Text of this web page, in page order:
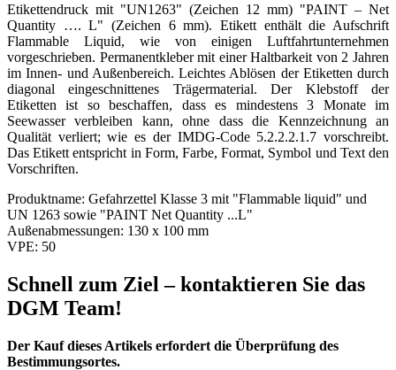
Etikettendruck mit "UN1263" (Zeichen 12 mm) "PAINT – Net
Quantity …. L" (Zeichen 6 mm). Etikett enthält die Aufschrift
Flammable Liquid, wie von einigen Luftfahrtunternehmen
vorgeschrieben. Permanentkleber mit einer Haltbarkeit von 2 Jahren
im Innen- und Außenbereich. Leichtes Ablösen der Etiketten durch
diagonal eingeschnittenes Trägermaterial. Der Klebstoff der
Etiketten ist so beschaffen, dass es mindestens 3 Monate im
Seewasser verbleiben kann, ohne dass die Kennzeichnung an
Qualität verliert; wie es der IMDG-Code 5.2.2.2.1.7 vorschreibt.
Das Etikett entspricht in Form, Farbe, Format, Symbol und Text den
Vorschriften.
Produktname: Gefahrzettel Klasse 3 mit "Flammable liquid" und
UN 1263 sowie "PAINT Net Quantity ...L"
Außenabmessungen: 130 x 100 mm
VPE: 50
Schnell zum Ziel – kontaktieren Sie das
DGM Team!
Der Kauf dieses Artikels erfordert die Überprüfung des
Bestimmungsortes.